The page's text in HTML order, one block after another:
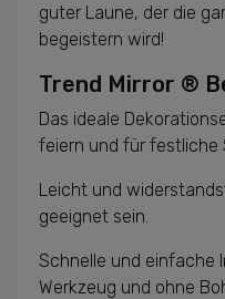
guter Laune, der die
begeistern wird!
Trend Mirror ®
Das ideale
feiern und für festliche
Leicht und
geeignet sein.
Schnelle und einfache
Werkzeug und ohne